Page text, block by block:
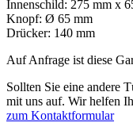
Innenschild: 275 mm x
Knopf: Ø 65 mm
Drücker: 140 mm
Auf Anfrage ist diese
Sollten Sie eine andere
mit uns auf. Wir helfen
zum Kontaktformular